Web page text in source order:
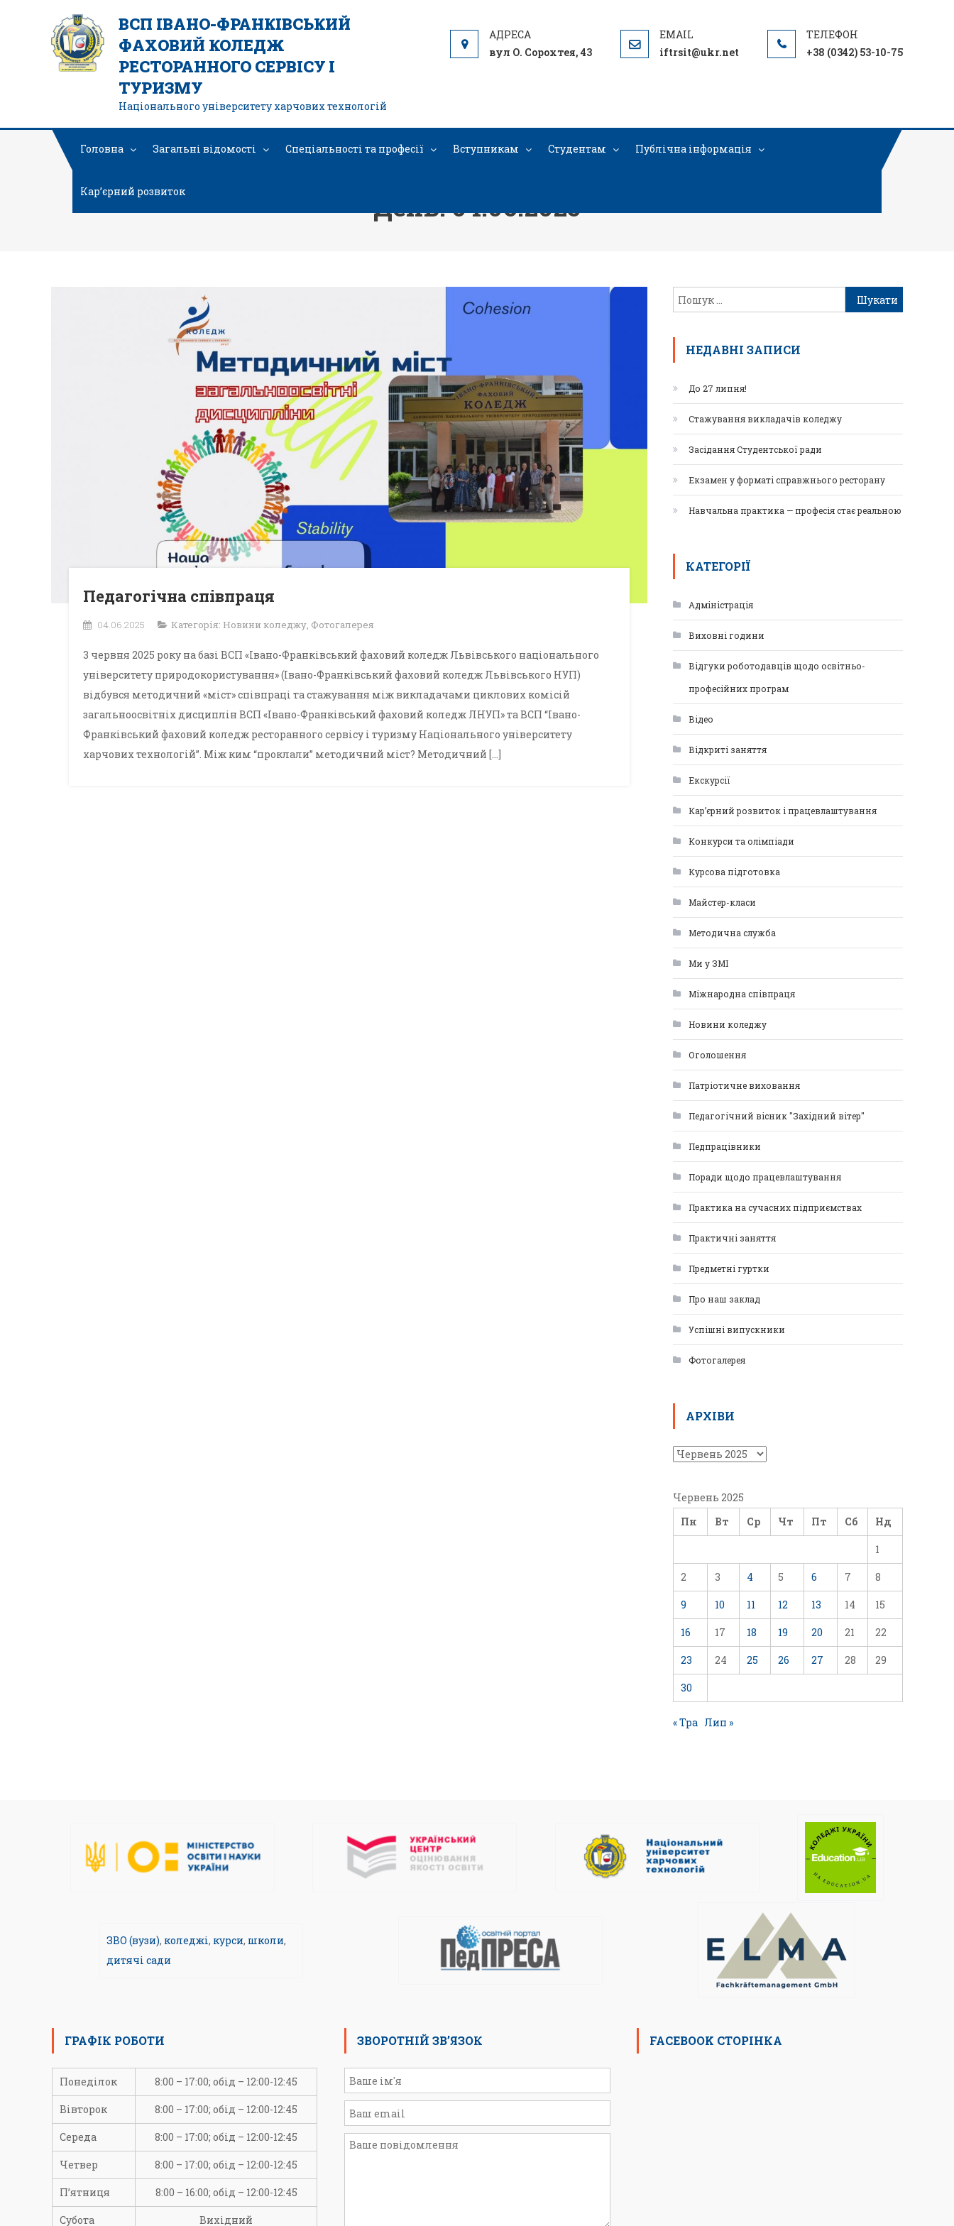
ВСП ІВАНО-ФРАНКІВСЬКИЙ
ФАХОВИЙ КОЛЕДЖ
РЕСТОРАННОГО СЕРВІСУ І
ТУРИЗМУ
Національного університету харчових технологій
вул О. Сорохтея, 43 iftrsit@ukr.net +38 (0342) 53-10-75
Головна Загальні відомості Спеціальності та професії Вступникам Студентам Публічна інформація
Кар’єрний розвиток День: 04.06.2025
Педагогічна співпраця
04.06.2025 Категорія: Новини коледжу, Фотогалерея
3 червня 2025 року на базі ВСП «Івано-Франківський фаховий коледж Львівського національного
університету природокористування» (Івано-Франківський фаховий коледж Львівського НУП)
відбувся методичний «міст» співпраці та стажування між викладачами циклових комісій
загальноосвітніх дисциплін ВСП «Івано-Франківський фаховий коледж ЛНУП» та ВСП “Івано-
Франківський фаховий коледж ресторанного сервісу і туризму Національного університету
харчових технологій”. Між ким “проклали” методичний міст? Методичний […]
НЕДАВНІ ЗАПИСИ
До 27 липня!
Стажування викладачів коледжу
Засідання Студентської ради
Екзамен у форматі справжнього ресторану
Навчальна практика — професія стає реальною
КАТЕГОРІЇ
Адміністрація
Виховні години
Відгуки роботодавців щодо освітньо-
професійних програм
Відео
Відкриті заняття
Екскурсії
Кар’єрний розвиток і працевлаштування
Конкурси та олімпіади
Курсова підготовка
Майстер-класи
Методична служба
Ми у ЗМІ
Міжнародна співпраця
Новини коледжу
Оголошення
Патріотичне виховання
Педагогічний вісник "Західний вітер"
Педпрацівники
Поради щодо працевлаштування
Практика на сучасних підприємствах
Практичні заняття
Предметні гуртки
Про наш заклад
Успішні випускники
Фотогалерея
АРХІВИ
Червень 2025
Пн
Вт Ср Чт Пт Сб Нд
1
2 3 4 5 6 7 8
9 10 11 12 13 14 15
16 17 18 19 20 21 22
23 24 25 26 27 28 29
30
« Тра Лип »
ЗВО (вузи), коледжі, курси, школи,
дитячі сади
ГРАФІК РОБОТИ
Понеділок 8:00 – 17:00; обід – 12:00-12:45
Вівторок 8:00 – 17:00; обід – 12:00-12:45
Середа 8:00 – 17:00; обід – 12:00-12:45
Четвер 8:00 – 17:00; обід – 12:00-12:45
П’ятниця 8:00 – 16:00; обід – 12:00-12:45
Субота Вихідний
ЗВОРОТНІЙ ЗВ’ЯЗОК FACEBOOK СТОРІНКА